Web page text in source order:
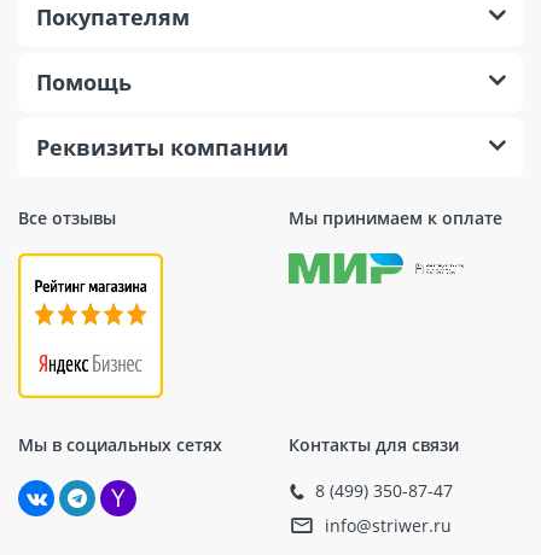
Все отзывы Мы принимаем к оплате
Мы в социальных сетях Контакты для связи
8 (499) 350-87-47
info@striwer.ru
Покупателям
Помощь
Реквизиты компании